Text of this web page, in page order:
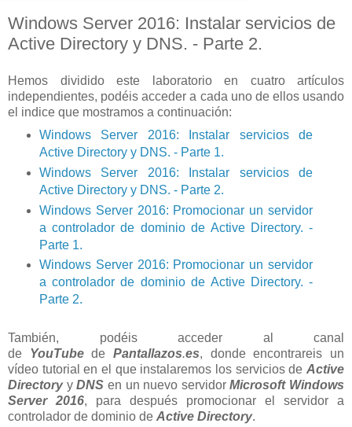
Windows Server 2016: Instalar servicios de
Active Directory y DNS. - Parte 2.
Hemos dividido este laboratorio en cuatro artículos
independientes, podéis acceder a cada uno de ellos usando
el indice que mostramos a continuación:
Windows Server 2016: Instalar servicios de
Active Directory y DNS. - Parte 1.
Windows Server 2016: Instalar servicios de
Active Directory y DNS. - Parte 2.
Windows Server 2016: Promocionar un servidor
a controlador de dominio de Active Directory. -
Parte 1.
Windows Server 2016: Promocionar un servidor
a controlador de dominio de Active Directory. -
Parte 2.
También, podéis acceder al canal
de YouTubedePantallazos.es, donde encontrareis un
vídeo tutorial en el que instalaremos los servicios de Active
DirectoryyDNS en un nuevo servidorMicrosoft Windows
Server 2016, para después promocionar el servidor a
controlador de dominio de Active Directory.